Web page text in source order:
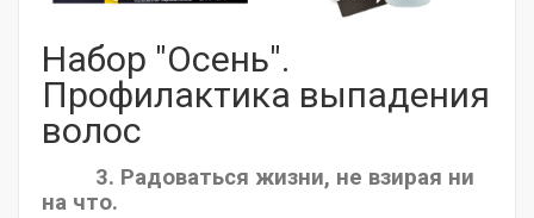
Набор "Осень".
Профилактика выпадения
волос
3. Радоваться жизни, не взирая ни
на что.